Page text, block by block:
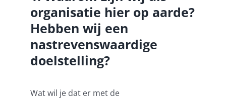
organisatie hier op aarde?
Hebben wij een
nastrevenswaardige
doelstelling?
Wat wil je dat er met de